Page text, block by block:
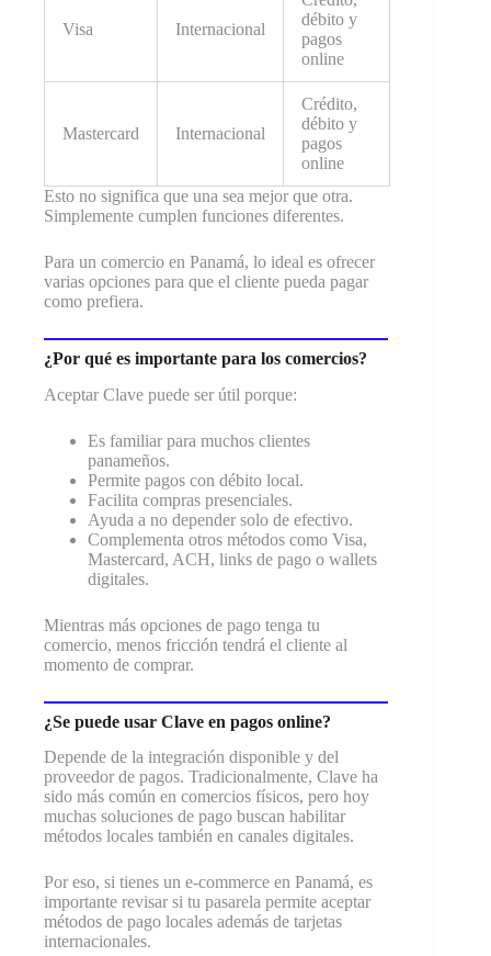
Visa Internacional
débito y
pagos
online
Mastercard Internacional
Crédito,
débito y
pagos
online
Esto no significa que una sea mejor que otra.
Simplemente cumplen funciones diferentes.
Para un comercio en Panamá, lo ideal es ofrecer
varias opciones para que el cliente pueda pagar
como prefiera.
¿Por qué es importante para los comercios?
Aceptar Clave puede ser útil porque:
Es familiar para muchos clientes
panameños.
Permite pagos con débito local.
Facilita compras presenciales.
Ayuda a no depender solo de efectivo.
Complementa otros métodos como Visa,
Mastercard, ACH, links de pago o wallets
digitales.
Mientras más opciones de pago tenga tu
comercio, menos fricción tendrá el cliente al
momento de comprar.
¿Se puede usar Clave en pagos online?
Depende de la integración disponible y del
proveedor de pagos. Tradicionalmente, Clave ha
sido más común en comercios físicos, pero hoy
muchas soluciones de pago buscan habilitar
métodos locales también en canales digitales.
Por eso, si tienes un e-commerce en Panamá, es
importante revisar si tu pasarela permite aceptar
métodos de pago locales además de tarjetas
internacionales.